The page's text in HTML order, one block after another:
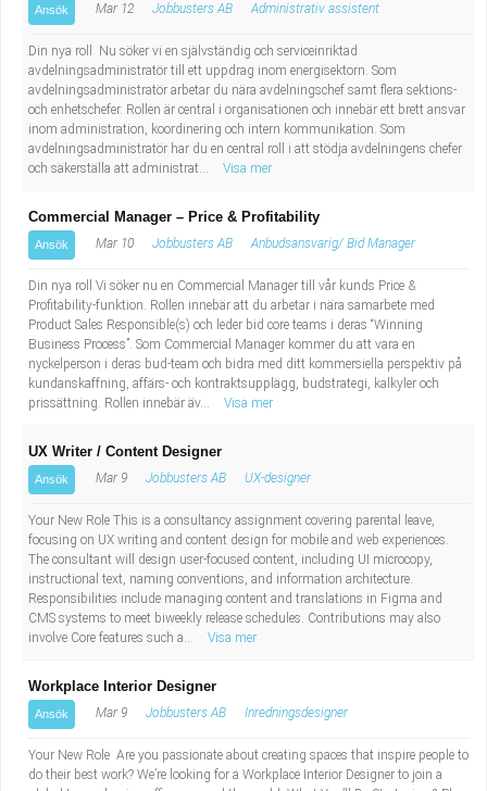
Ansök Mar 12 Jobbusters AB Administrativ assistent
Din nya roll Nu söker vi en självständig och serviceinriktad
avdelningsadministratör till ett uppdrag inom energisektorn. Som
avdelningsadministratör arbetar du nära avdelningschef samt flera sektions-
och enhetschefer. Rollen är central i organisationen och innebär ett brett ansvar
inom administration, koordinering och intern kommunikation. Som
avdelningsadministratör har du en central roll i att stödja avdelningens chefer
och säkerställa att administrat...
Visa mer
Commercial Manager – Price & Profitability
Ansök Mar 10 Jobbusters AB Anbudsansvarig/ Bid Manager
Din nya roll Vi söker nu en Commercial Manager till vår kunds Price &
Profitability-funktion. Rollen innebär att du arbetar i nära samarbete med
Product Sales Responsible(s) och leder bid core teams i deras “Winning
Business Process”. Som Commercial Manager kommer du att vara en
nyckelperson i deras bud-team och bidra med ditt kommersiella perspektiv på
kundanskaffning, affärs- och kontraktsupplägg, budstrategi, kalkyler och
prissättning. Rollen innebär äv...
Visa mer
UX Writer / Content Designer
Ansök Mar 9 Jobbusters AB UX-designer
Your New Role This is a consultancy assignment covering parental leave,
focusing on UX writing and content design for mobile and web experiences.
The consultant will design user-focused content, including UI microcopy,
instructional text, naming conventions, and information architecture.
Responsibilities include managing content and translations in Figma and
CMS systems to meet biweekly release schedules. Contributions may also
involve Core features such a...
Visa mer
Workplace Interior Designer
Ansök Mar 9 Jobbusters AB Inredningsdesigner
Your New Role Are you passionate about creating spaces that inspire people to
do their best work? We’re looking for a Workplace Interior Designer to join a